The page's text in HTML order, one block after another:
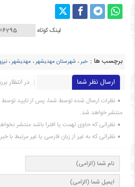
لینک کوتاه
برچسب ها : خبر، شهرستان مهدیشهر، مهدیشهر،
ارسال نظر شما
در انتظار
نظرات ارسال شده توسط شما، پس از تایید
منتشر خواهد شد.
نظراتی که حاوی تهمت یا افترا باشد منتشر
نظراتی که به غیر از زبان فارسی یا غیر مرتبط با